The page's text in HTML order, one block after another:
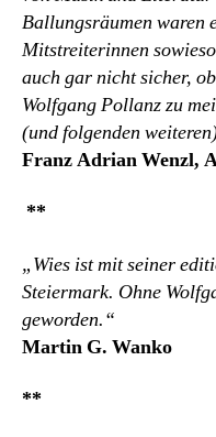
Ballungsräumen waren
Mitstreiterinnen
auch gar nicht sicher,
Wolfgang Pollanz zu
(und folgenden
Franz Adrian Wenzl,
**
„Wies ist mit seiner
Steiermark. Ohne
geworden.“
Martin G. Wanko
**